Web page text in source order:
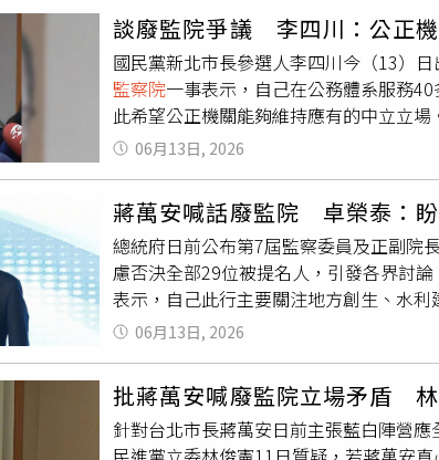
談廢監院爭議 李四川：公正
國民黨新北市長參選人李四川今（13）
監察院一事表示，自己在公務體系服務
此希望公正機關能夠維持應有的中立立
他舉例表示，侯友宜8年前參選時，也曾
的主張，李四川
工具。他認為，唯有維持公正與獨立，
年執政成績有目共睹，自己將延續市政
「君子之爭」原則，與對手進行良性競爭
06月13日, 2026
蔣萬安喊話廢監院 卓榮泰：
總統府日前公布第7屆監察委員及正副院
慮否決全部29位被提名人，引發各界討
表示，自己此行主要關注地方創生、水
發展情況。卓榮泰當天上午先前往水里
轆排水治理工程，下午則前往長照機構
廢除監察院
營、水利工程及長照服務等工作，並強調
表示，希望蔣萬安能夠多談市政、多關
06月13日, 2026
批蔣萬安喊廢監院立場矛盾
針對台北市長蔣萬安日前主張藍白陣營